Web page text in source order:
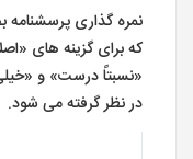
که برای گزینه های
در نظر گرفته می شود.